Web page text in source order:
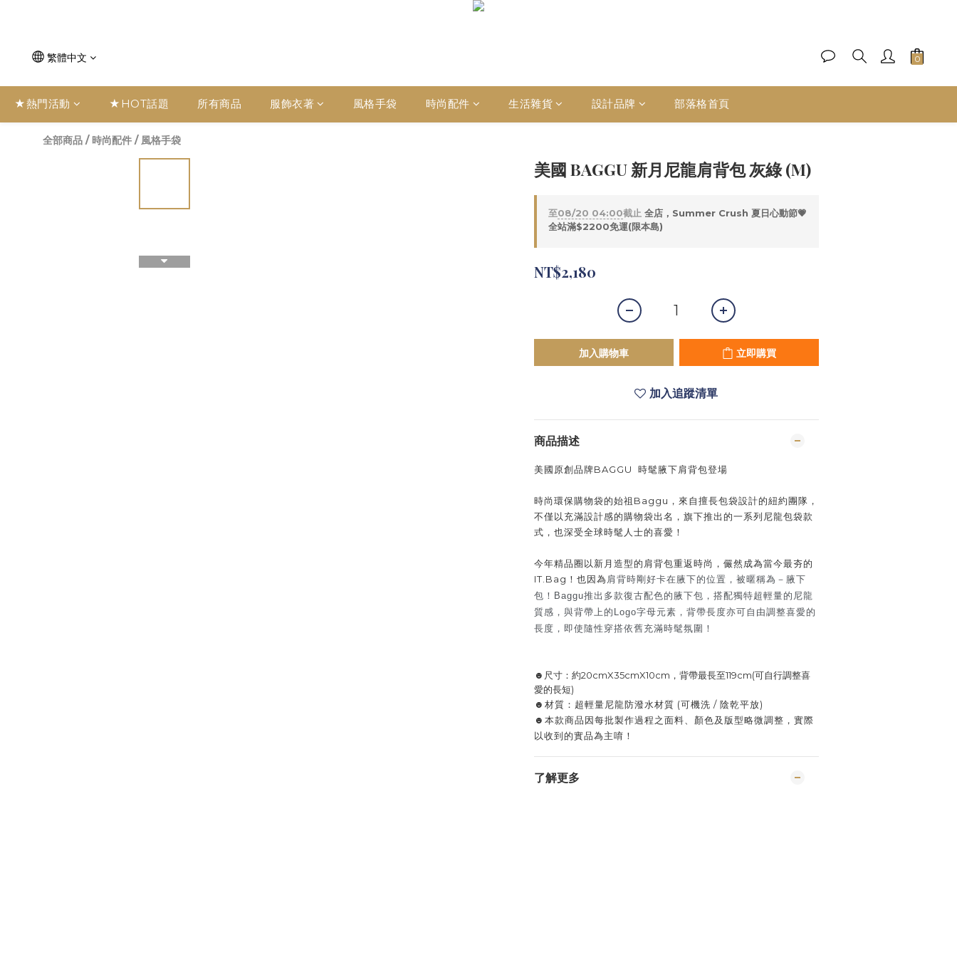
繁體中文
★熱門活動 ★HOT話題 所有商品 服飾衣著 風格手袋 時尚配件 生活雜貨 設計品牌 部落格首頁
全部商品 / 時尚配件 / 風格手袋
美國 BAGGU 新月尼龍肩背包 灰綠 (M)
至08/20 04:00截止 全店，Summer Crush 夏日心動節💗
全站滿$2200免運(限本島)
NT$2,180
加入購物車 立即購買
加入追蹤清單
商品描述
美國原創品牌BAGGU 時髦腋下肩背包登場
時尚環保購物袋的始祖Baggu，來自擅長包袋設計的紐約團隊，
不僅以充滿設計感的購物袋出名，旗下推出的一系列尼龍包袋款
式，也深受全球時髦人士的喜愛！
今年精品圈以新月造型的肩背包重返時尚，儼然成為當今最夯的
IT.Bag！也因為 肩背時剛好卡在腋下的位置，被暱稱為－腋下
包！Baggu推出多款復古配色的腋下包，搭配獨特超輕量的尼龍
質感，與背帶上的Logo字母元素， 背帶長度亦可自由調整喜愛的
長度， 即使隨性穿搭依舊充滿時髦氛圍！
☻尺寸：約20cmX35cmX10cm，背帶最長至119cm(可自行調整喜
愛的長短)
☻材質：超輕量尼龍防潑水材質 (可機洗 / 陰乾平放)
☻本款商品因每批製作過程之面料、顏色及版型略微調整，實際
以收到的實品為主唷！
了解更多